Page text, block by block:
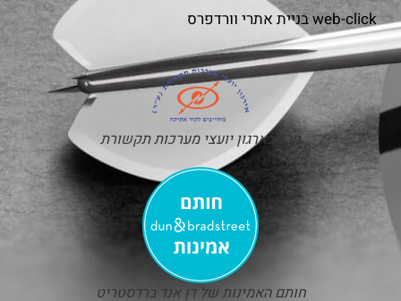
web-clickבניית אתרי וורדפרס
חבר בארגון יועצי מערכות תקשורת
חותם האמינות של דן אנד ברדסטריט